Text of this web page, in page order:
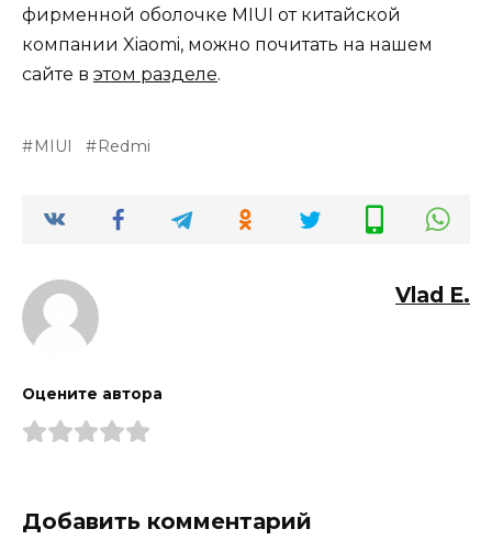
фирменной оболочке MIUI от китайской
компании Xiaomi, можно почитать на нашем
сайте в этом разделе.
MIUI Redmi
Vlad E.
Оцените автора
Добавить комментарий